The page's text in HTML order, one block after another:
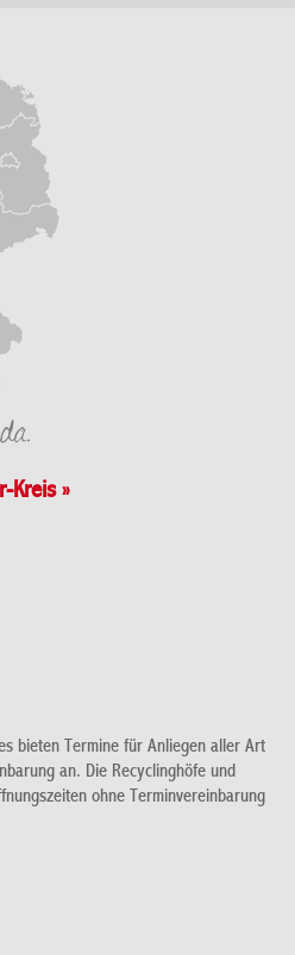
Kreis »
bieten Termine für Anliegen aller Art
an. Die Recyclinghöfe und
ohne Terminvereinbarung